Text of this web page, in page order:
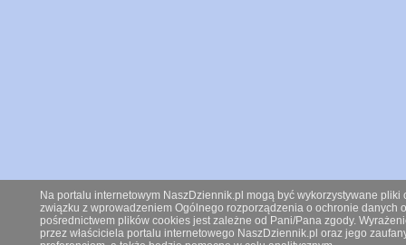
Na portalu internetowym NaszDziennik.pl mogą być wykorzystywane
związku z wprowadzeniem Ogólnego rozporządzenia o ochronie danych
pośrednictwem plików cookies jest zależne od Pani/Pana zgody.
przez właściciela portalu internetowego NaszDziennik.pl oraz jego